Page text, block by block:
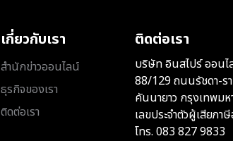
เกี่ยวกับเรา
สำนักข่าวออนไลน์
ธุรกิจของเรา
ติดต่อเรา
ติดต่อเรา
บริษัท อินสไปร์ ออนไ
88/129 ถนนรัชดา-ร
คันนายาว กรุงเทพม
เลขประจำตัวผู้เสียภ
โทร. 083 827 9833